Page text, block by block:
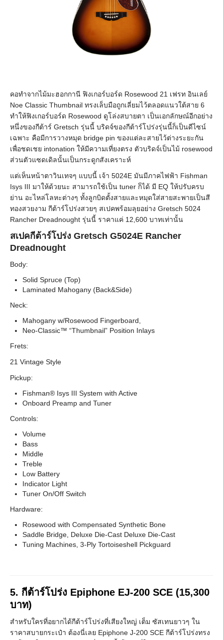
คอทำจากไม้มะฮอกกานี ฟิงเกอร์บอร์ด Rosewood 21 เฟรท อินเลย์
Noe Classic Thumbnail ทรงเล็บมือถูกเลี่ยมไว้ตลอดแนวใต้สาย 6
ทำให้ฟิงเกอร์บอร์ด Rosewood ดูโล่งสบายตา เป็นเอกลักษณ์อีกอย่าง
หนึ่งของกีต้าร์ Gretsch รุ่นนี้ บริดจ์ของกีต้าร์โปร่งรุ่นนี้ก็เป็นดีไซน์
เฉพาะ คือมีการวางหมุด bridge pin ของแต่ละสายไว้ต่างระยะกัน
เพื่อชดเชย intonation ให้มีความเที่ยงตรง ตัวบริดจ์เป็นไม้ rosewood
ส่วนตัวแซดเดิลนั้นเป็นกระดูกสังเคราะห์
แต่เห็นหน้าตาวินเทจๆ แบบนี้ เจ้า 5024E มันมีภาคไฟฟ้า Fishman
Isys III มาให้ด้วยนะ สามารถใช้เป็น tuner ก็ได้ มี EQ ให้ปรับครบ
ย่าน อะไหล่โลหะต่างๆ ทั้งลูกบิดตั้งสายและหมุดใส่สายสะพายเป็นสี
ทองสวยงาม กีต้าร์โปร่งสวยๆ สเปคพร้อมลุยอย่าง Gretsch 5024
Rancher Dreadnought รุ่นนี้ ราคาแค่ 12,600 บาทเท่านั้น
สเปคกีต้าร์โปร่ง Gretsch G5024E Rancher
Dreadnought
Body:
Solid Spruce (Top)
Laminated Mahogany (Back&Side)
Neck:
Mahogany w/Rosewood Fingerboard,
Neo-Classic™ “Thumbnail” Position Inlays
Frets:
21 Vintage Style
Pickup:
Fishman® Isys III System with Active
Onboard Preamp and Tuner
Controls:
Volume
Bass
Middle
Treble
Low Battery
Indicator Light
Tuner On/Off Switch
Hardware:
Rosewood with Compensated Synthetic Bone
Saddle Bridge, Deluxe Die-Cast Deluxe Die-Cast
Tuning Machines, 3-Ply Tortoiseshell Pickguard
5. กีต้าร์โปร่ง Epiphone EJ-200 SCE (15,300
บาท)
สำหรับใครที่อยากได้กีต้าร์โปร่งที่เสียงใหญ่ เต็ม ซัสเทนยาวๆ ใน
ราคาสบายกระเป๋า ต้องนี่เลย Epiphone J-200 SCE กีต้าร์โปร่งทรง